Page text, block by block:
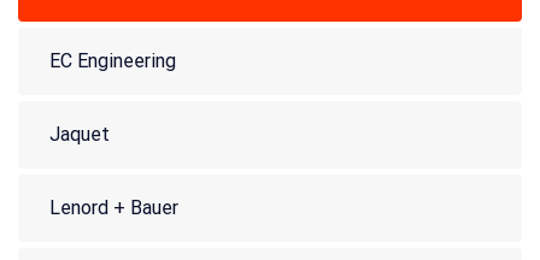
EC Engineering
Jaquet
Lenord + Bauer